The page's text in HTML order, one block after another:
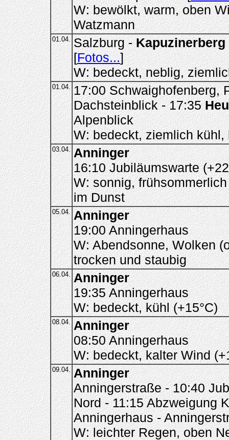
W: bewölkt, warm, oben
Watzmann
01.04. Salzburg -Kapuzinerberg
[Fotos...]
W: bedeckt, neblig,
01.04. 17:00 Schwaighofenberg,
Dachsteinblick - 17:35
Alpenblick
W: bedeckt, ziemlich
03.04. Anninger
16:10 Jubiläumswarte
W: sonnig,
im Dunst
05.04. Anninger
19:00 Anningerhaus
W: Abendsonne, Wolken
trocken und staubig
06.04. Anninger
19:35 Anningerhaus
W: bedeckt, kühl (+15°C)
08.04. Anninger
08:50 Anningerhaus
W: bedeckt, kalter Wind
09.04. Anninger
Anningerstraße - 10:40
Nord - 11:15 Abzweigung
Anningerhaus -
W: leichter Regen, oben